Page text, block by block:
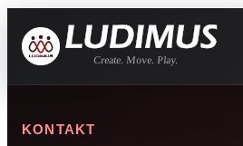
KONTAKT